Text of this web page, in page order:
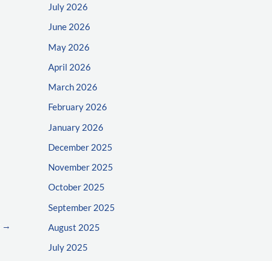
→
July 2026
June 2026
May 2026
April 2026
March 2026
February 2026
January 2026
December 2025
November 2025
October 2025
September 2025
August 2025
July 2025